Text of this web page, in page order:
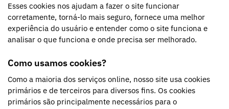
Esses cookies nos ajudam a fazer o site funcionar
corretamente, torná-lo mais seguro, fornece uma melhor
experiência do usuário e entender como o site funciona e
analisar o que funciona e onde precisa ser melhorado.
Como usamos cookies?
Como a maioria dos serviços online, nosso site usa cookies
primários e de terceiros para diversos fins. Os cookies
primários são principalmente necessários para o